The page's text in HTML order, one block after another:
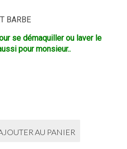
BARBE
se démaquiller ou laver le
pour monsieur..
AU PANIER